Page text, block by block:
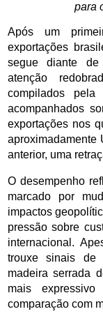
para
Após um
exportações
segue diante
atenção
compilados
acompanhados
exportações nos
anterior, uma
O desempenho
marcado por
impactos
pressão sobre
internacional.
trouxe sinais de
madeira serrada
mais
comparação com